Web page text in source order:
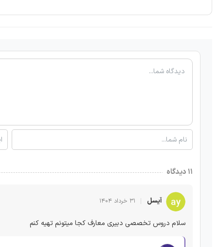
۱۱ دیدگاه
آیسل ۳۱ خرداد ۱۴۰۴
سلام دروس تخصصی دبیری معارف کجا میتونم تهیه کنم